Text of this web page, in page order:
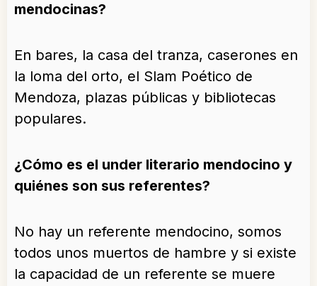
mendocinas?
En bares, la casa del tranza, caserones en
la loma del orto, el Slam Poético de
Mendoza, plazas públicas y bibliotecas
populares.
¿Cómo es el under literario mendocino y
quiénes son sus referentes?
No hay un referente mendocino, somos
todos unos muertos de hambre y si existe
la capacidad de un referente se muere